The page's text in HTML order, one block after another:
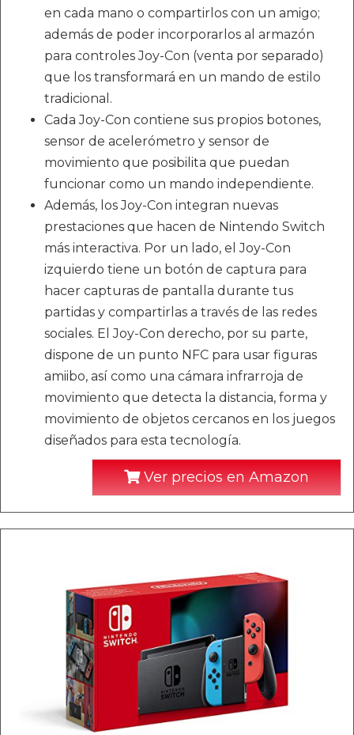
en cada mano o compartirlos con un amigo;
además de poder incorporarlos al armazón
para controles Joy-Con (venta por separado)
que los transformará en un mando de estilo
tradicional.
Cada Joy-Con contiene sus propios botones,
sensor de acelerómetro y sensor de
movimiento que posibilita que puedan
funcionar como un mando independiente.
Además, los Joy-Con integran nuevas
prestaciones que hacen de Nintendo Switch
más interactiva. Por un lado, el Joy-Con
izquierdo tiene un botón de captura para
hacer capturas de pantalla durante tus
partidas y compartirlas a través de las redes
sociales. El Joy-Con derecho, por su parte,
dispone de un punto NFC para usar figuras
amiibo, así como una cámara infrarroja de
movimiento que detecta la distancia, forma y
movimiento de objetos cercanos en los juegos
diseñados para esta tecnología.
Ver precios en Amazon